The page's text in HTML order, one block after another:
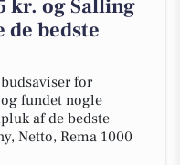
kr. og Salling
de bedste
for
fundet nogle
af de bedste
Netto, Rema 1000